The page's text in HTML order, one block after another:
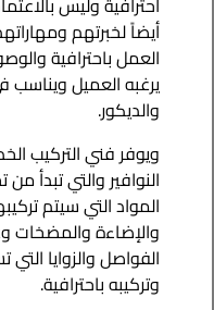
أيضاً لخبرتهم
العمل باحترافية
يرغبه العميل
والديكور.
ويوفر فني التركيب
النوافير والتي تبدأ
المواد التي سيتم
والإضاءة والمضخات
الفواصل والزوايا
وتركيبه باحترافية.